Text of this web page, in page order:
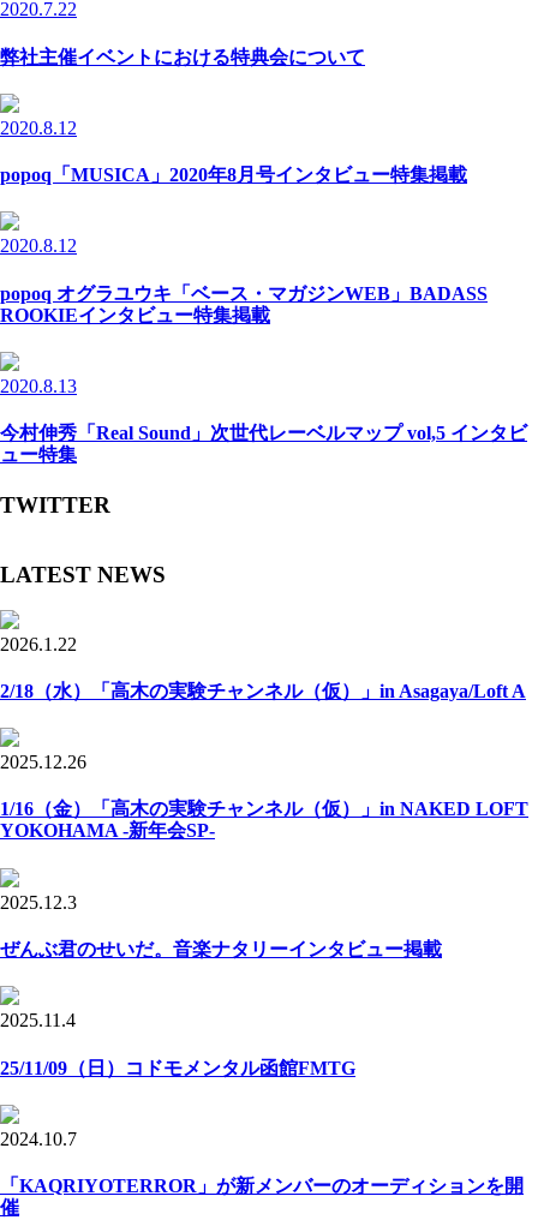
2020.7.22
弊社主催イベントにおける特典会について
2020.8.12
popoq「MUSICA」2020年8月号インタビュー特集掲載
2020.8.12
popoq オグラユウキ「ベース・マガジンWEB」BADASS
ROOKIEインタビュー特集掲載
2020.8.13
今村伸秀「Real Sound」次世代レーベルマップ vol,5 インタビ
ュー特集
TWITTER
LATEST NEWS
2026.1.22
2/18（水）「高木の実験チャンネル（仮）」in Asagaya/Loft A
2025.12.26
1/16（金）「高木の実験チャンネル（仮）」in NAKED LOFT
YOKOHAMA -新年会SP-
2025.12.3
ぜんぶ君のせいだ。音楽ナタリーインタビュー掲載
2025.11.4
25/11/09（日）コドモメンタル函館FMTG
2024.10.7
「KAQRIYOTERROR」が新メンバーのオーディションを開
催